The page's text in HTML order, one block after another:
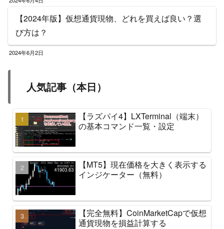
【2024年版】仮想通貨現物、どれを買えば良い？選
び方は？
2024年6月2日
人気記事（本日）
【ラズパイ4】LXTerminal（端末）
の基本コマンド一覧・設定
【MT5】現在価格を大きく表示する
インジケーター（無料）
【完全無料】CoinMarketCapで仮想
通貨現物を損益計算する